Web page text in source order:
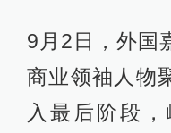
9月2日，外国
商业领袖人物
入最后阶段，